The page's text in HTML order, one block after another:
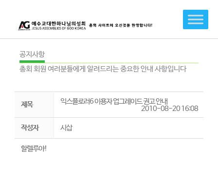
로
공지사항
총회 회원 여러분들에게 알려드리는 중요한 안내 사항입니다
제목
익스플로러6 이용자 업그레이드 권고 안내
2010-08-20 16:08
작성자 시삽
할렐루야!